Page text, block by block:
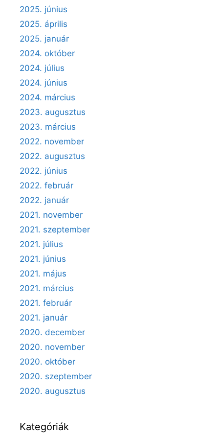
2025. június
2025. április
2025. január
2024. október
2024. július
2024. június
2024. március
2023. augusztus
2023. március
2022. november
2022. augusztus
2022. június
2022. február
2022. január
2021. november
2021. szeptember
2021. július
2021. június
2021. május
2021. március
2021. február
2021. január
2020. december
2020. november
2020. október
2020. szeptember
2020. augusztus
Kategóriák